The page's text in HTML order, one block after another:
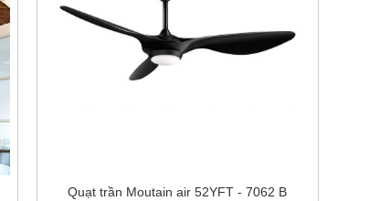
Quạt trần Moutain air 52YFT - 7062 B